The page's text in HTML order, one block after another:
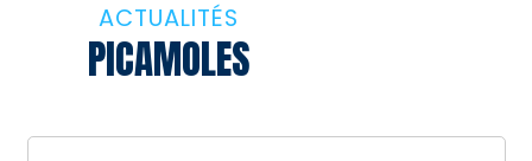
ACTUALITÉS
PICAMOLES